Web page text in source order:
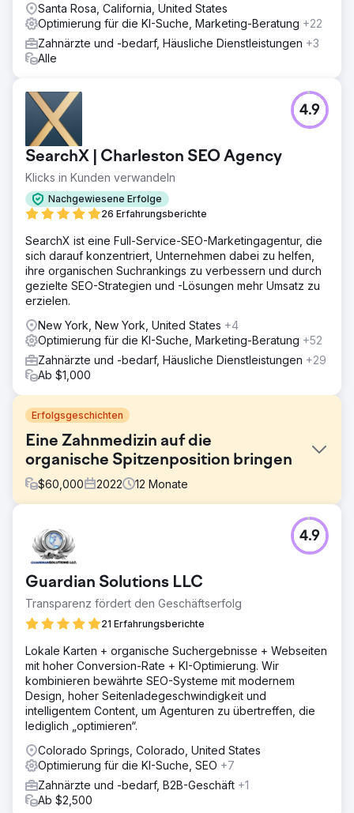
Santa Rosa, California, United States
Optimierung für die KI-Suche, Marketing-Beratung +22
Zahnärzte und -bedarf, Häusliche Dienstleistungen +3
Alle
SearchX | Charleston SEO Agency
Klicks in Kunden verwandeln
Nachgewiesene Erfolge
26 Erfahrungsberichte
4.9
SearchX ist eine Full-Service-SEO-Marketingagentur, die
sich darauf konzentriert, Unternehmen dabei zu helfen,
ihre organischen Suchrankings zu verbessern und durch
gezielte SEO-Strategien und -Lösungen mehr Umsatz zu
erzielen.
New York, New York, United States +4
Optimierung für die KI-Suche, Marketing-Beratung +52
Zahnärzte und -bedarf, Häusliche Dienstleistungen +29
Ab $1,000
Erfolgsgeschichten
Eine Zahnmedizin auf die
organische Spitzenposition bringen
$60,000 2022 12 Monate
Die Zahnarztpraxis stand vor mehreren
Herausforderungen, darunter rückläufige
eine veraltete Website. Obwohl die Praxis eine
hervorragende Zahnpflege anbot, hatte sie Mühe, sich in
einem gesättigten Markt hervorzuheben. Hauptziele:
Erhöhung der Anzahl neuer Patientenbesuche.
Lösung
Wir haben einen umfassenden Ansatz gewählt, um die
Herausforderungen in Chancen zu verwandeln. Unser
Arbeitsumfang umfasste: Suchmaschinenoptimierung
(SEO, Webdesign und -entwicklung,
Reputationsmanagement, Content-Marketing, bezahlte
Werbung und Kundenbeziehungsmanagement (CRM).
Ergebnis
Die Ergebnisse waren atemberaubend. Innerhalb von 12
Monaten verzeichnete die Zahnarztpraxis eine
Guardian Solutions LLC
Transparenz fördert den Geschäftserfolg
21 Erfahrungsberichte
4.9
Lokale Karten + organische Suchergebnisse + Webseiten
mit hoher Conversion-Rate + KI-Optimierung. Wir
kombinieren bewährte SEO-Systeme mit modernem
Design, hoher Seitenladegeschwindigkeit und
intelligentem Content, um Agenturen zu übertreffen, die
lediglich „optimieren“.
Colorado Springs, Colorado, United States
Optimierung für die KI-Suche, SEO +7
Zahnärzte und -bedarf, B2B-Geschäft +1
Ab $2,500